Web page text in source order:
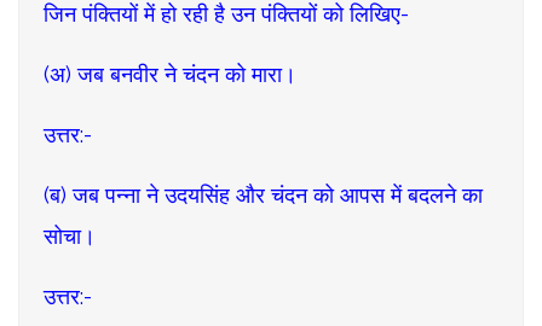
जिन पंक्तियों में हो रही है उन पंक्तियों को लिखिए-
(अ) जब बनवीर ने चंदन को मारा।
उत्तर:-
(ब) जब पन्ना ने उदयसिंह और चंदन को आपस में बदलने का
सोचा।
उत्तर:-